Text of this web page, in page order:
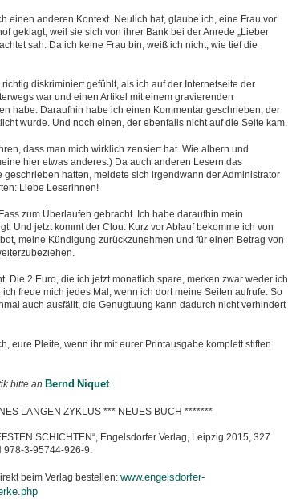
einen anderen Kontext. Neulich hat, glaube ich, eine Frau vor
geklagt, weil sie sich von ihrer Bank bei der Anrede „Lieber
sah. Da ich keine Frau bin, weiß ich nicht, wie tief die
diskriminiert gefühlt, als ich auf der Internetseite der
war und einen Artikel mit einem gravierenden
habe. Daraufhin habe ich einen Kommentar geschrieben, der
wurde. Und noch einen, der ebenfalls nicht auf die Seite kam.
dass man mich wirklich zensiert hat. Wie albern und
hier etwas anderes.) Da auch anderen Lesern das
geschrieben hatten, meldete sich irgendwann der Administrator
Liebe Leserinnen!
zum Überlaufen gebracht. Ich habe daraufhin mein
Und jetzt kommt der Clou: Kurz vor Ablauf bekomme ich von
meine Kündigung zurückzunehmen und für einen Betrag von
Die 2 Euro, die ich jetzt monatlich spare, merken zwar weder ich
ich freue mich jedes Mal, wenn ich dort meine Seiten aufrufe. So
auch ausfällt, die Genugtuung kann dadurch nicht verhindert
eure Pleite, wenn ihr mit eurer Printausgabe komplett stiften
bitte an Bernd Niquet.
LANGEN ZYKLUS *** NEUES BUCH *******
SCHICHTEN“, Engelsdorfer Verlag, Leipzig 2015, 327
978-3-95744-926-9.
beim Verlag bestellen: www.engelsdorfer-